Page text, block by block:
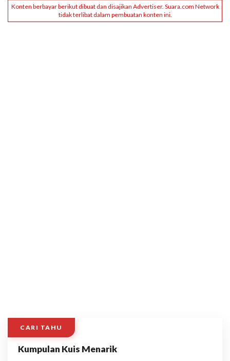
CARI TAHU
Kumpulan Kuis Menarik